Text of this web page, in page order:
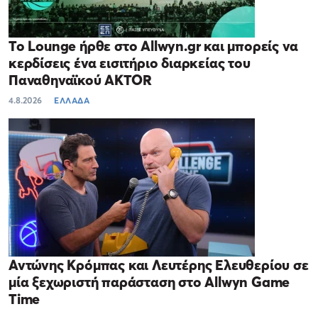
Το Lounge ήρθε στο Allwyn.gr και μπορείς να
κερδίσεις ένα εισιτήριο διαρκείας του
Παναθηναϊκού AKTOR
4.8.2026 ΕΛΛΑΔΑ
Αντώνης Κρόμπας και Λευτέρης Ελευθερίου σε
μία ξεχωριστή παράσταση στο Allwyn Game
Time